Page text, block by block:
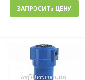
ЗАПРОСИТЬ ЦЕНУ